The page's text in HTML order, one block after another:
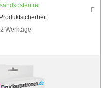
Werktage